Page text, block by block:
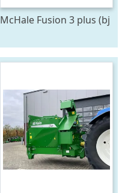
McHale Fusion 3 plus (bj